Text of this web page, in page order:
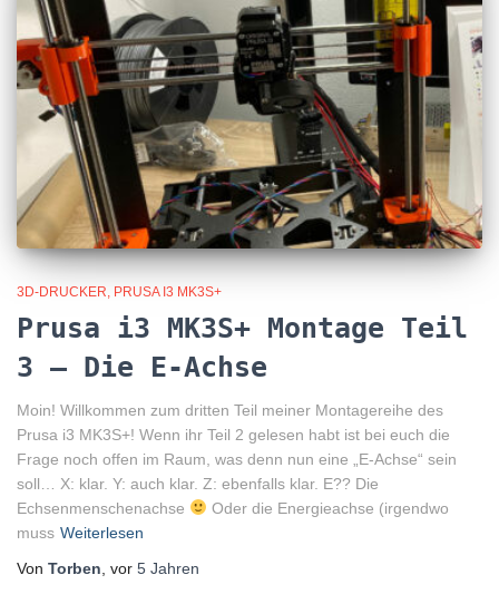
3D-DRUCKER PRUSA I3 MK3S+
Prusa i3 MK3S+ Montage Teil
3 – Die E-Achse
Moin! Willkommen zum dritten Teil meiner Montagereihe des
Prusa i3 MK3S+! Wenn ihr Teil 2 gelesen habt ist bei euch die
Frage noch offen im Raum, was denn nun eine „E-Achse“ sein
soll… X: klar. Y: auch klar. Z: ebenfalls klar. E?? Die
Echsenmenschenachse
Oder die Energieachse (irgendwo
muss Weiterlesen
Von Torben , vor 5 Jahren